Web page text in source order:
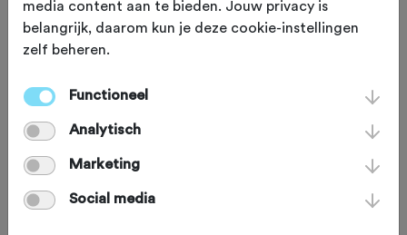
Langs een van de dijkjes die het
plaatsje IJzendijke beschermt tegen
het hoge water ligt de Schorerweg.
Als je vanaf de IJzendijkseweg de 800
meter lange strook opdraait, zie je in
media content aan te bieden. Jouw privacy is
belangrijk, daarom kun je deze cookie-instellingen
zelf beheren.
Functioneel
Analytisch
Marketing
Social media